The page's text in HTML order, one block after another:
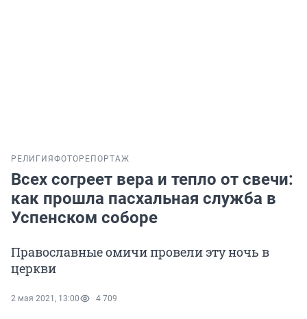
РЕЛИГИЯ ФОТОРЕПОРТАЖ
Всех согреет вера и тепло от свечи:
как прошла пасхальная служба в
Успенском соборе
Православные омичи провели эту ночь в
церкви
2 мая 2021, 13:00 4 709